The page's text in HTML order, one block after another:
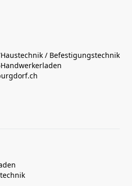
Haustechnik / Befestigungstechnik
Handwerkerladen